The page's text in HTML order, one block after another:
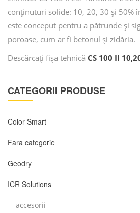
conținuturi solide: 10, 20, 30 și 50%
este conceput pentru a pătrunde și
poroase, cum ar fi betonul și zidăria.
Descărcați fișa tehnică CS 100 II
CATEGORII PRODUSE
Color Smart
Fara categorie
Geodry
ICR Solutions
accesorii